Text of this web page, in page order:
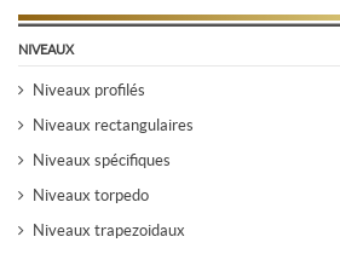
NIVEAUX
Niveaux profilés
Niveaux rectangulaires
Niveaux spécifiques
Niveaux torpedo
Niveaux trapezoidaux